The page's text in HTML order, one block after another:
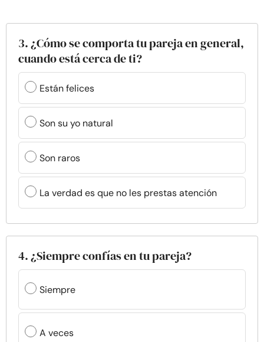
3. ¿Cómo se comporta tu pareja en general,
cuando está cerca de ti?
Están felices
Son su yo natural
Son raros
La verdad es que no les prestas atención
4. ¿Siempre confías en tu pareja?
Siempre
A veces